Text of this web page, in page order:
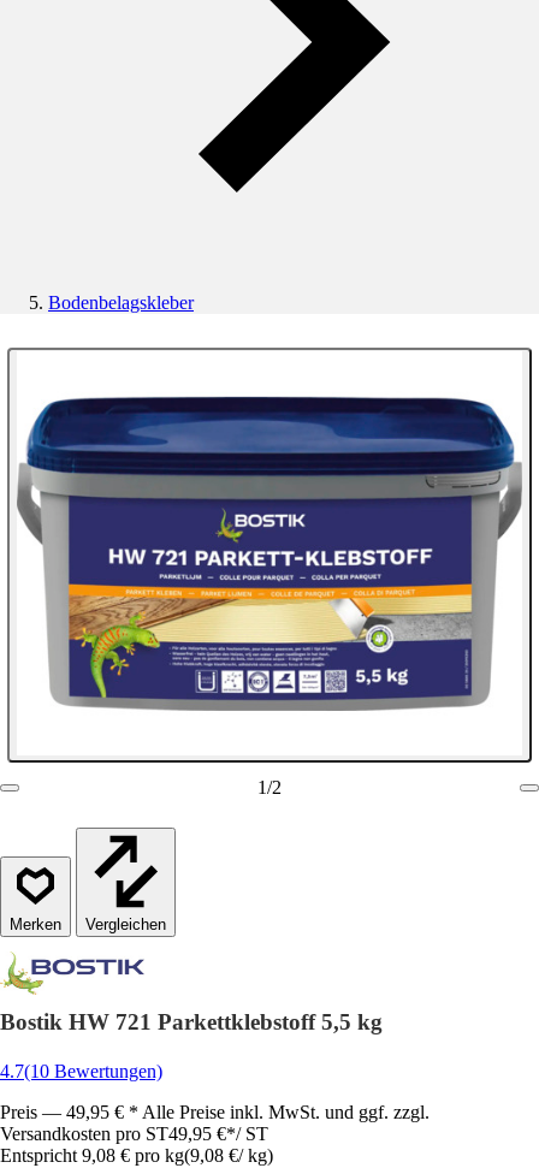
Bodenbelagskleber
1/2
Vergleichen
Bostik HW 721 Parkettklebstoff 5,5 kg
4.7(10 Bewertungen)
Preis — 49,95 € * Alle Preise inkl. MwSt. und ggf. zzgl.
Versandkosten pro ST49,95 €*/ ST
Entspricht 9,08 € pro kg(9,08 €/ kg)